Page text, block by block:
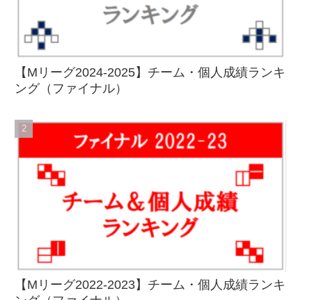
【Mリーグ2024-2025】チーム・個人成績ランキ
ング（ファイナル）
【Mリーグ2022-2023】チーム・個人成績ランキ